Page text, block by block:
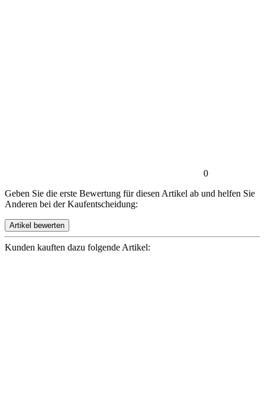
0
Geben Sie die erste Bewertung für diesen Artikel ab und helfen Sie
Anderen bei der Kaufentscheidung:
Kunden kauften dazu folgende Artikel: